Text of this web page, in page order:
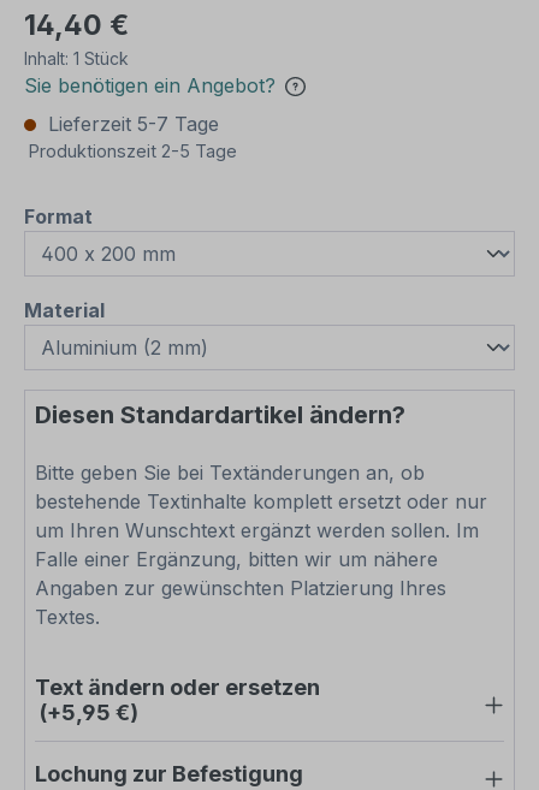
14,40 €
Inhalt: 1 Stück
Sie benötigen ein Angebot?
Lieferzeit 5-7 Tage
Produktionszeit 2-5 Tage
Format
Materialauswählen
Diesen Standardartikel ändern?
Bitte geben Sie bei Textänderungen an, ob
bestehende Textinhalte komplett ersetzt oder nur
um Ihren Wunschtext ergänzt werden sollen. Im
Falle einer Ergänzung, bitten wir um nähere
Angaben zur gewünschten Platzierung Ihres
Textes.
Text ändern oder ersetzen
(+5,95 €)
Lochung zur Befestigung